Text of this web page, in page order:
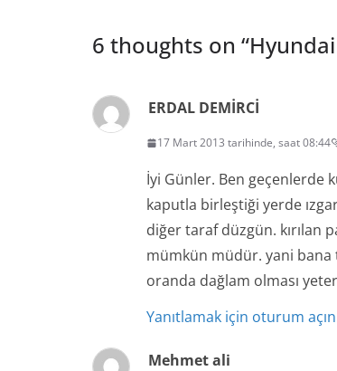
6 thoughts on “
ERDAL DEMİRCİ
17 Mart 2013 tarihinde, saat 08:44
İyi Günler. Ben geçenlerde
kaputla birleştiği yerde
diğer taraf düzgün. kırılan
mümkün müdür. yani bana
oranda dağlam olması
Yanıtlamak için oturum açın
Mehmet ali